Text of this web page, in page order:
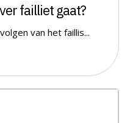
failliet gaat?
van het faillis...